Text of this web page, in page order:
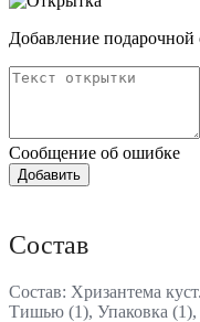
Добавление подарочной
Сообщение об ошибке
Состав
Состав: Хризантема
Тишью (1), Упаковка (1),